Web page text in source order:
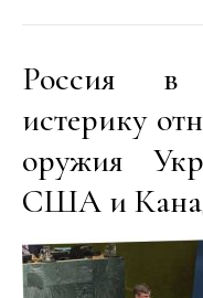
Россия
истерику
оружия
США и